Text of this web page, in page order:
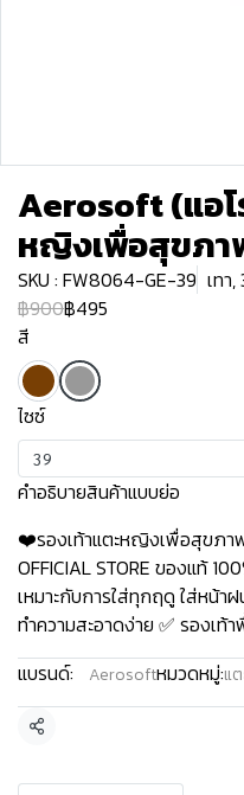
Aerosoft (แอโ
หญิงเพื่อสุขภา
SKU : FW8064-GE-39 เทา,
฿900฿495
สี
ไซซ์
39
คำอธิบายสินค้าแบบย่อ
❤️รองเท้าแตะหญิงเพื่อสุขภา
OFFICIAL STORE ของแท้
เหมาะกับการใส่ทุกฤดู ใส่หน้า
ทำความสะอาดง่าย ✅ รองเท้
แบรนด์:
Aerosoftหมวดหมู่:แ
แชร์